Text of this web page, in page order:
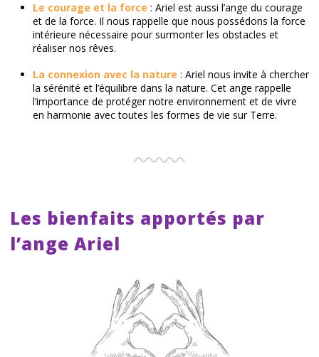
Le courage et la force : Ariel est aussi l’ange du courage
et de la force. Il nous rappelle que nous possédons la force
intérieure nécessaire pour surmonter les obstacles et
réaliser nos rêves.
La connexion avec la nature : Ariel nous invite à chercher
la sérénité et l’équilibre dans la nature. Cet ange rappelle
l’importance de protéger notre environnement et de vivre
en harmonie avec toutes les formes de vie sur Terre.
Les bienfaits apportés par
l’ange Ariel